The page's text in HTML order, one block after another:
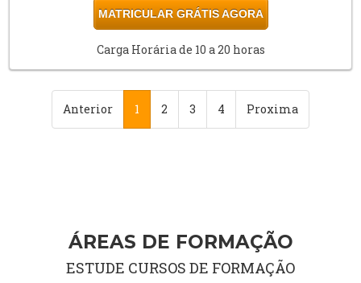
MATRICULAR GRÁTIS AGORA
Carga Horária de 10 a 20 horas
Anterior 1 2 3 4 Proxima
ÁREAS DE FORMAÇÃO
ESTUDE CURSOS DE FORMAÇÃO